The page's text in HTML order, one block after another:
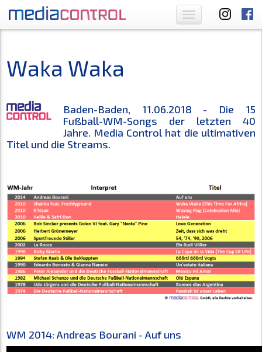
Toggle
navigation
Waka Waka
Baden-Baden, 11.06.2018 - Die 15
Fußball-WM-Songs der letzten 40
Jahre. Media Control hat die ultimativen
Titel und die Streams.
WM 2014: Andreas Bourani - Auf uns